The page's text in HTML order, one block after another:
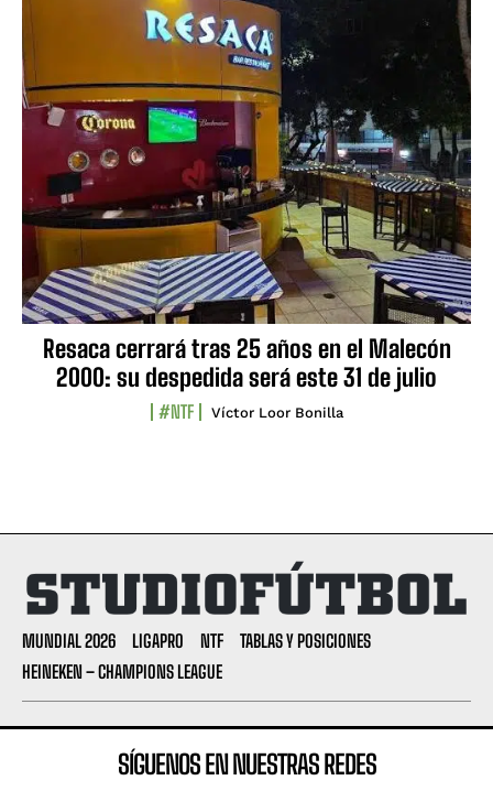
Resaca cerrará tras 25 años en el Malecón
2000: su despedida será este 31 de julio
#NTF Víctor Loor Bonilla
MUNDIAL 2026 LIGAPRO NTF
TABLAS Y POSICIONES
HEINEKEN – CHAMPIONS LEAGUE
SÍGUENOS EN NUESTRAS REDES